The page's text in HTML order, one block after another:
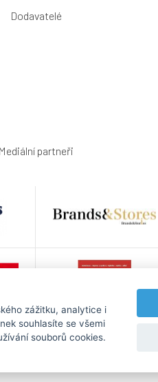
Dodavatelé
Mediální partneři
zážitku, analytice i
souhlasíte se všemi
souborů cookies.